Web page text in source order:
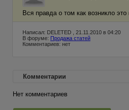
Вся правда о том как возникло
Написал: DELETED , 21.11.2010 в 04:20
В форуме: Продажа статей
Комментариев: нет
Комментарии
Нет комментариев